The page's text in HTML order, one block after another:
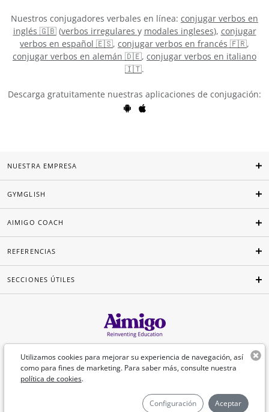
Nuestros conjugadores verbales en línea: conjugar verbos en
inglés 🇬🇧(verbos irregulares y modales ingleses), conjugar
verbos en español 🇪🇸, conjugar verbos en francés 🇫🇷,
conjugar verbos en alemán 🇩🇪, conjugar verbos en italiano
🇮🇹.
Descarga gratuitamente nuestras aplicaciones de conjugación:
Utilizamos cookies para mejorar su experiencia de navegación, así
como para fines de marketing. Para saber más, consulte nuestra
política de cookies.
Configuración Aceptar
NUESTRA EMPRESA
GYMGLISH
AIMIGO COACH
REFERENCIAS
SECCIONES ÚTILES
Español